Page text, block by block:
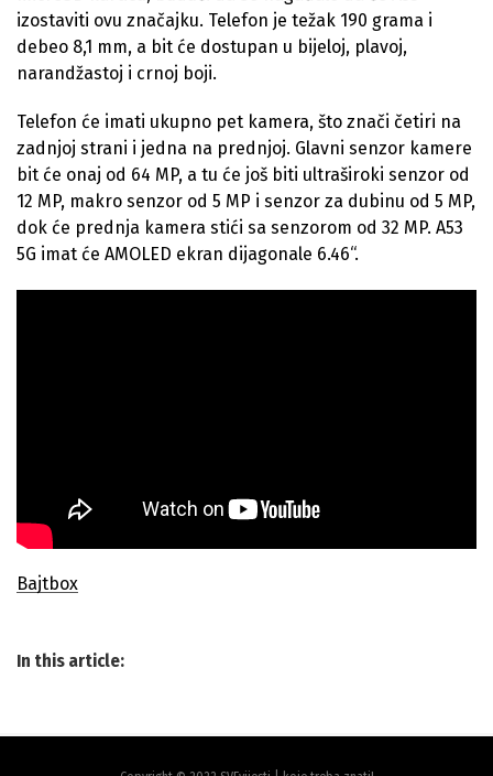
izostaviti ovu značajku. Telefon je težak 190 grama i
debeo 8,1 mm, a bit će dostupan u bijeloj, plavoj,
narandžastoj i crnoj boji.
Telefon će imati ukupno pet kamera, što znači četiri na
zadnjoj strani i jedna na prednjoj. Glavni senzor kamere
bit će onaj od 64 MP, a tu će još biti ultraširoki senzor od
12 MP, makro senzor od 5 MP i senzor za dubinu od 5 MP,
dok će prednja kamera stići sa senzorom od 32 MP. A53
5G imat će AMOLED ekran dijagonale 6.46“.
Bajtbox
In this article: